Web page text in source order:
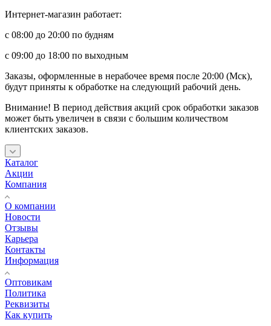
Интернет-магазин работает:
с 08:00 до 20:00 по будням
с 09:00 до 18:00 по выходным
Заказы, оформленные в нерабочее время после 20:00 (Мск),
будут приняты к обработке на следующий рабочий день.
Внимание! В период действия акций срок обработки заказов
может быть увеличен в связи с большим количеством
клиентских заказов.
Каталог
Акции
Компания
О компании
Новости
Отзывы
Карьера
Контакты
Информация
Оптовикам
Политика
Реквизиты
Как купить